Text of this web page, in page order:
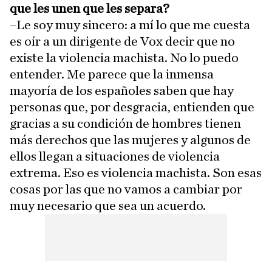
que les unen que les separa?
–Le soy muy sincero: a mí lo que me cuesta
es oír a un dirigente de Vox decir que no
existe la violencia machista. No lo puedo
entender. Me parece que la inmensa
mayoría de los españoles saben que hay
personas que, por desgracia, entienden que
gracias a su condición de hombres tienen
más derechos que las mujeres y algunos de
ellos llegan a situaciones de violencia
extrema. Eso es violencia machista. Son esas
cosas por las que no vamos a cambiar por
muy necesario que sea un acuerdo.